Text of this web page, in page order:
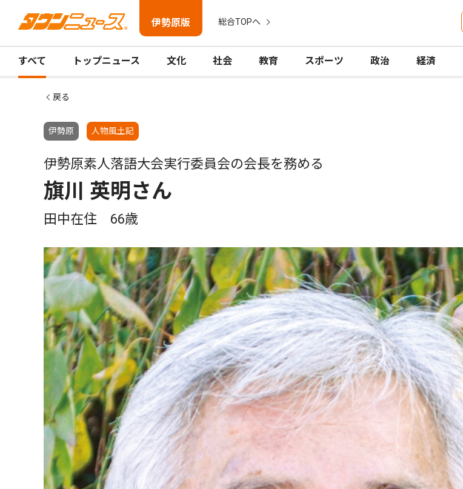
伊勢原版 総合TOPへ
すべて トップニュース 文化 社会 教育 スポーツ 政治 経済
戻る
伊勢原 人物風土記
伊勢原素人落語大会実行委員会の会長を務める
旗川 英明さん
田中在住 66歳